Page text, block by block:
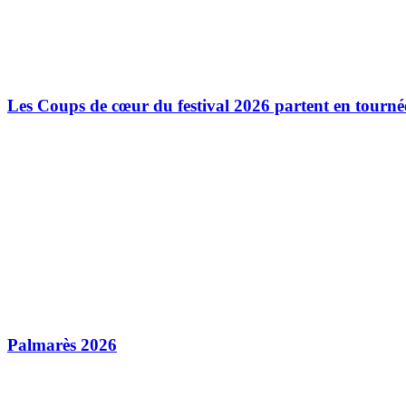
Les Coups de cœur du festival 2026 partent en
Palmarès 2026